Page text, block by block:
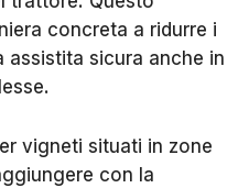
concreta a ridurre i
sicura anche in
vigneti situati in zone
con la